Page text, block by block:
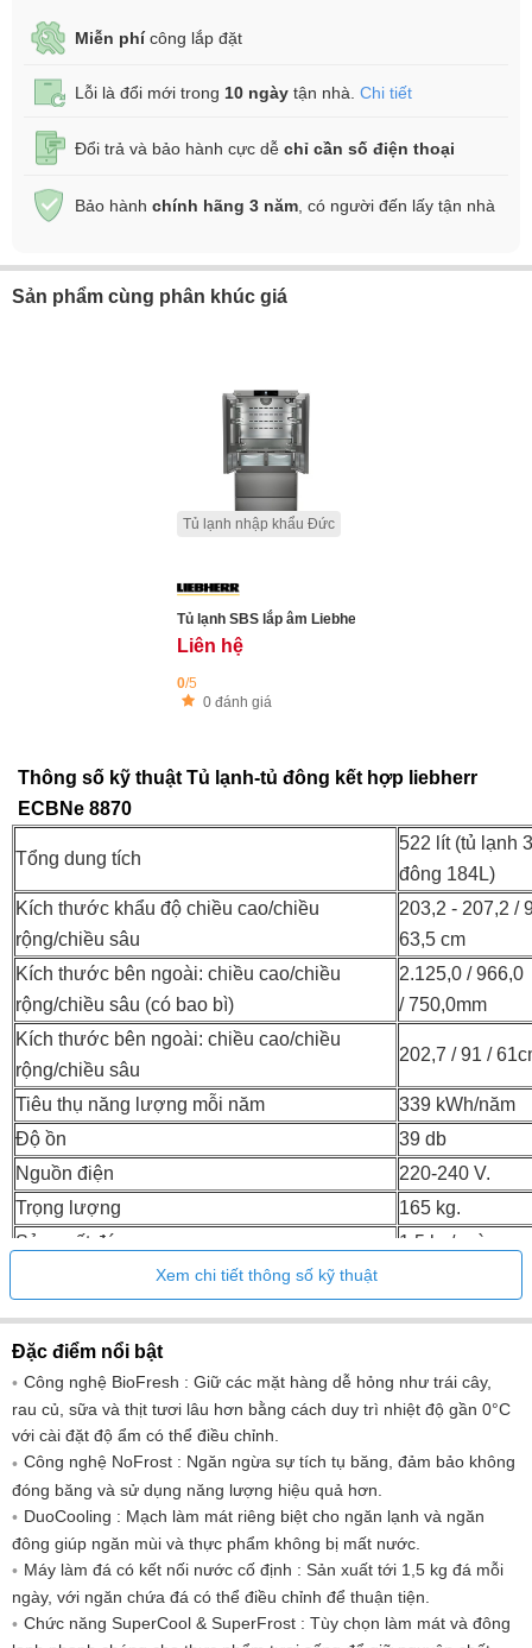
Miễn phícông lắp đặt
Lỗi là đổi mới trong 10 ngày tận nhà. Chi tiết
Đổi trả và bảo hành cực dễ chỉ cần số điện thoại
Bảo hành chính hãng 3 năm , có người đến lấy tận nhà
Sản phẩm cùng phân khúc giá
Tủ lạnh nhập khẩu Đức
Tủ lạnh SBS lắp âm Liebherr ECBNe 8872
Liên hệ
0/5
0 đánh giá
Thông số kỹ thuật Tủ lạnh-tủ đông kết hợp liebherr
ECBNe 8870
Tổng dung tích
522 lít (tủ lạnh
đông 184L)
Kích thước khẩu độ chiều cao/chiều
rộng/chiều sâu
203,2 - 207,2 /
63,5 cm
Kích thước bên ngoài: chiều cao/chiều
rộng/chiều sâu (có bao bì)
2.125,0 / 966,0
/ 750,0mm
Kích thước bên ngoài: chiều cao/chiều
rộng/chiều sâu
202,7 / 91 /
Tiêu thụ năng lượng mỗi năm
339 kWh/năm
Độ ồn
39 db
Nguồn điện
220-240 V.
Trọng lượng
165 kg.
Sản xuất đá
1,5 kg/ngày.
Số lượng bộ lọc nước
Bản lề cửa
Cáp kết nối (chiều dài)
2.800mm
Góc mở cửa
115°
Xem chi tiết thông số kỹ thuật
Đặc điểm nổi bật
Công nghệ BioFresh : Giữ các mặt hàng dễ hỏng như trái cây,
rau củ, sữa và thịt tươi lâu hơn bằng cách duy trì nhiệt độ gần 0°C
với cài đặt độ ẩm có thể điều chỉnh.
Công nghệ NoFrost : Ngăn ngừa sự tích tụ băng, đảm bảo không
đóng băng và sử dụng năng lượng hiệu quả hơn.
DuoCooling : Mạch làm mát riêng biệt cho ngăn lạnh và ngăn
đông giúp ngăn mùi và thực phẩm không bị mất nước.
Máy làm đá có kết nối nước cố định : Sản xuất tới 1,5 kg đá mỗi
ngày, với ngăn chứa đá có thể điều chỉnh để thuận tiện.
Chức năng SuperCool & SuperFrost : Tùy chọn làm mát và đông